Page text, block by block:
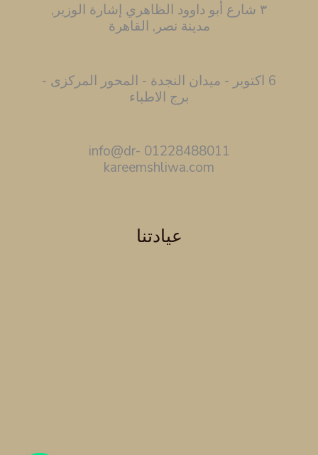
٣ شارع أبو داوود الظاهري إشارة الوزير,
مدينة نصر, القاهرة
6 اكتوبر - ميدان النجدة - المحور المركزى -
برج الاطباء
01228488011 info@dr-
kareemshliwa.com
عيادتنا